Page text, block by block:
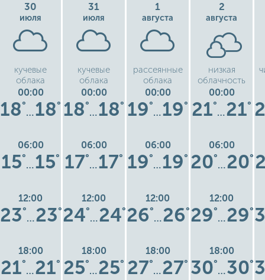
30
июля
кучевые
облака
00:00
18°
…18°
06:00
15°
…15°
12:00
23°
…23°
18:00
21°
…21°
31
июля
кучевые
облака
00:00
18°
…18°
06:00
17°
…17°
12:00
24°
…24°
18:00
25°
…25°
1
августа
рассеянные
облака
00:00
19°
…19°
06:00
19°
…19°
12:00
26°
…26°
18:00
27°
…27°
2
августа
низкая
облачность
00:00
21°
…21°
06:00
20°
…20°
12:00
29°
…29°
18:00
30°
…30°